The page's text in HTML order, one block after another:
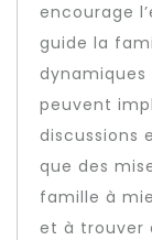
encourage
guide la
dynamiques
peuvent
discussions
que des
famille à
et à trouver